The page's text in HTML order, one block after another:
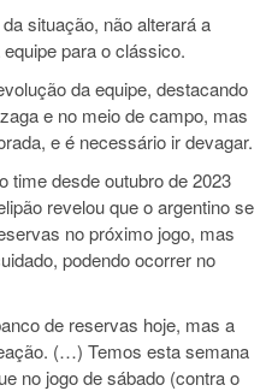
situação, não alterará a
para o clássico.
da equipe, destacando
e no meio de campo, mas
e é necessário ir devagar.
time desde outubro de 2023
revelou que o argentino se
no próximo jogo, mas
podendo ocorrer no
de reservas hoje, mas a
(…) Temos esta semana
no jogo de sábado (contra o